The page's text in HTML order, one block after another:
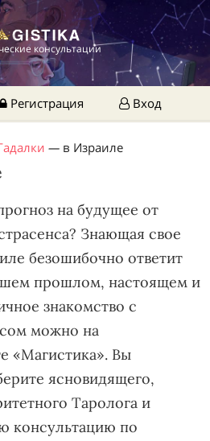
консультации
Регистрация Вход
— в Израиле
на будущее от
Знающая свое
безошибочно ответит
прошлом, настоящем и
знакомство с
можно на
«Магистика». Вы
ясновидящего,
Таролога и
консультацию по